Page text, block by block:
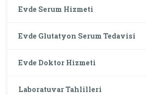
Evde Serum Hizmeti
Evde Glutatyon Serum Tedavisi
Evde Doktor Hizmeti
Laboratuvar Tahlilleri